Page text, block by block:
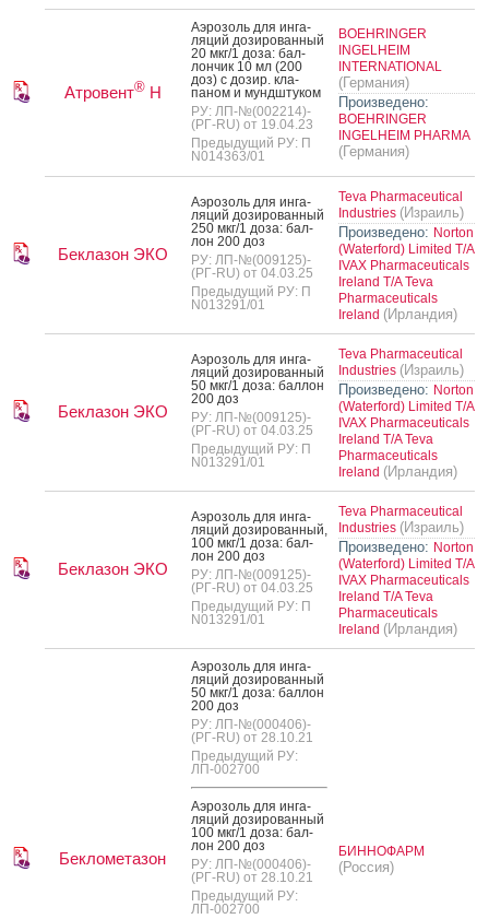
Атровент®Н
А­эро­золь для ин­га­
ляций до­зиро­ван­ный
20 мкг/1 до­за: бал­
лончик 10 мл (200
доз) с до­зир. кла­
паном и мунд­шту­ком
РУ: ЛП-№(002214)-
(РГ-RU) от 19.04.23
Предыдущий РУ: П
N014363/01
BOEHRINGER
INGELHEIM
INTERNATIONAL
(Германия)
Произведено:
BOEHRINGER
INGELHEIM PHARMA
(Германия)
Беклазон ЭКО
А­эро­золь для ин­га­
ляций до­зиро­ван­ный
250 мкг/1 до­за: бал­
лон 200 доз
РУ: ЛП-№(009125)-
(РГ-RU) от 04.03.25
Предыдущий РУ: П
N013291/01
Teva Pharmaceutical
Industries (Израиль)
Произведено: Norton
(Waterford) Limited T/A
IVAX Pharmaceuticals
Ireland T/A Teva
Pharmaceuticals
Ireland (Ирландия)
Беклазон ЭКО
А­эро­золь для ин­га­
ляций до­зиро­ван­ный
50 мкг/1 до­за: бал­лон
200 доз
РУ: ЛП-№(009125)-
(РГ-RU) от 04.03.25
Предыдущий РУ: П
N013291/01
Teva Pharmaceutical
Industries (Израиль)
Произведено: Norton
(Waterford) Limited T/A
IVAX Pharmaceuticals
Ireland T/A Teva
Pharmaceuticals
Ireland (Ирландия)
Беклазон ЭКО
А­эро­золь для ин­га­
ляций до­зиро­ван­ный,
100 мкг/1 до­за: бал­
лон 200 доз
РУ: ЛП-№(009125)-
(РГ-RU) от 04.03.25
Предыдущий РУ: П
N013291/01
Teva Pharmaceutical
Industries (Израиль)
Произведено: Norton
(Waterford) Limited T/A
IVAX Pharmaceuticals
Ireland T/A Teva
Pharmaceuticals
Ireland (Ирландия)
Беклометазон
А­эро­золь для ин­га­
ляций до­зиро­ван­ный
50 мкг/1 до­за: бал­лон
200 доз
РУ: ЛП-№(000406)-
(РГ-RU) от 28.10.21
Предыдущий РУ:
ЛП-002700
А­эро­золь для ин­га­
ляций до­зиро­ван­ный
100 мкг/1 до­за: бал­
лон 200 доз
РУ: ЛП-№(000406)-
(РГ-RU) от 28.10.21
Предыдущий РУ:
ЛП-002700
БИННОФАРМ
(Россия)